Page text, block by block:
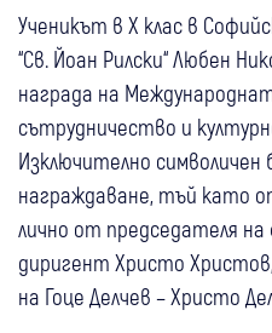
Ученикът в X клас в
“Св. Йоан Рилски“ Любен
награда на
сътрудничество и
Изключително
награждаване, тъй като
лично от председателя
диригент Христо
на Гоце Делчев – Христо